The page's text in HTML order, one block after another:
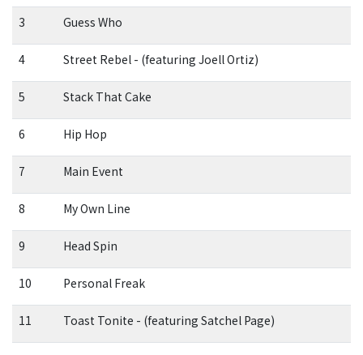
3 Guess Who
4 Street Rebel - (featuring Joell Ortiz)
5 Stack That Cake
6 Hip Hop
7 Main Event
8 My Own Line
9 Head Spin
10 Personal Freak
11 Toast Tonite - (featuring Satchel Page)